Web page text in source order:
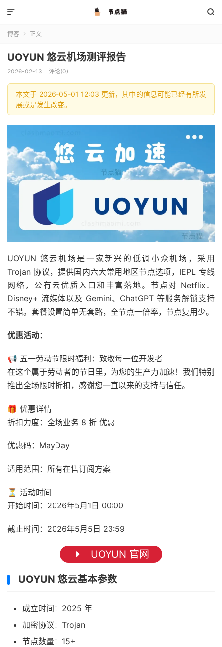


博客  正文
UOYUN 悠云机场测评报告
2026-02-13 评论(0)
本文于 2026-05-01 12:03 更新，其中的信息可能已经有所发
展或是发生改变。
UOYUN 悠云机场是一家新兴的低调小众机场，采用
Trojan 协议，提供国内六大常用地区节点选项，IEPL 专线
网络，公有云优质入口和丰富落地。节点对 Netflix、
Disney+ 流媒体以及 Gemini、ChatGPT 等服务解锁支持
不错。套餐设置简单无套路，全节点一倍率，节点复用少。
优惠活动：
📢 五一劳动节限时福利：致敬每一位开发者
在这个属于劳动者的节日里，为您的生产力加速！我们特别
推出全场限时折扣，感谢您一直以来的支持与信任。
🎁 优惠详情
折扣力度：全场业务 8 折 优惠
优惠码：MayDay
适用范围：所有在售订阅方案
⏳ 活动时间
开始时间：2026年5月1日 00:00
截止时间：2026年5月5日 23:59
UOYUN 官网
UOYUN 悠云基本参数
成立时间：2025 年
加密协议：Trojan
节点数量：15+